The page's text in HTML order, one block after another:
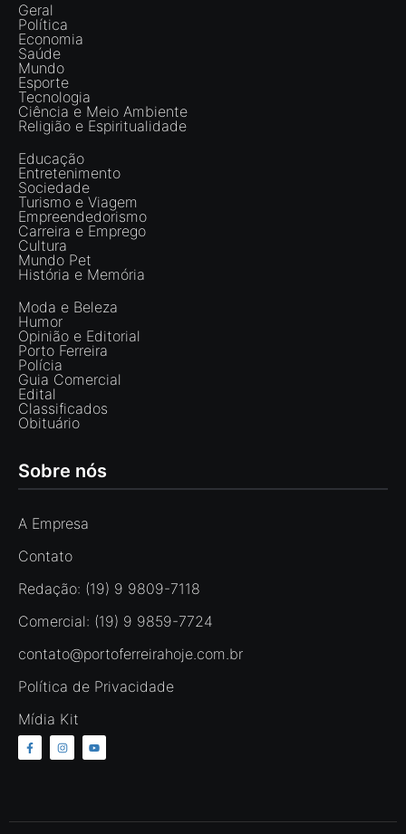
Geral
Política
Economia
Saúde
Mundo
Esporte
Tecnologia
Ciência e Meio Ambiente
Religião e Espiritualidade
Educação
Entretenimento
Sociedade
Turismo e Viagem
Empreendedorismo
Carreira e Emprego
Cultura
Mundo Pet
História e Memória
Moda e Beleza
Humor
Opinião e Editorial
Porto Ferreira
Polícia
Guia Comercial
Edital
Classificados
Obituário
Sobre nós
A Empresa
Contato
Redação: (19) 9 9809-7118
Comercial: (19) 9 9859-7724
contato@portoferreirahoje.com.br
Política de Privacidade
Mídia Kit